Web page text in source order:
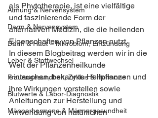
Atmung & Nervensystem
Darm & Nervensystem
Darm & Haut – Mikrobiom, Entzündung
Leber & Stoffwechsel
Frauengesundheit, Zyklus & Hormone
Blutwerte & Labor-Diagnostik
Männerhormone & Männergesundheit
als Phytotherapie, ist eine vielfältige
und faszinierende Form der
alternativen Medizin, die die heilenden
Eigenschaften von Pflanzen nutzt.
In diesem Blogbeitrag werden wir in die
Welt der Pflanzenheilkunde
eintauchen, bekannte Heilpflanzen und
ihre Wirkungen vorstellen sowie
Anleitungen zur Herstellung und
Anwendung von natürlichen